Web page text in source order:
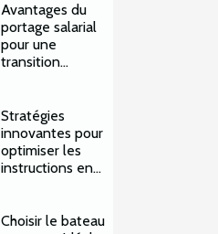
Avantages du
portage salarial
pour une
transition
Stratégies
innovantes pour
optimiser les
instructions en
Choisir le bateau